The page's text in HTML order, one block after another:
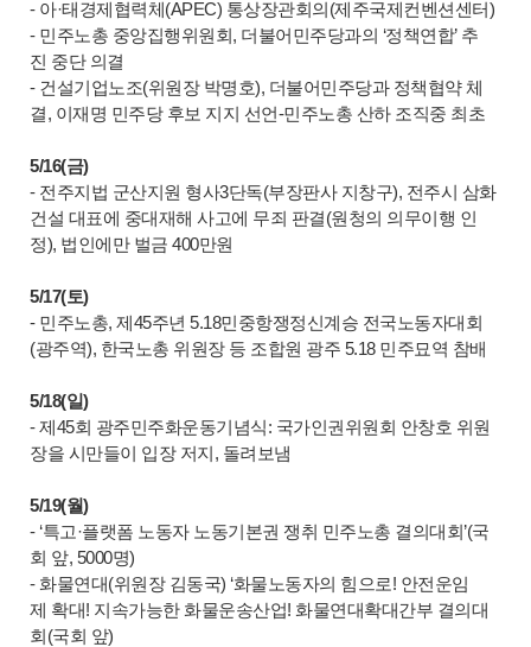
- 아·태경제협력체(APEC) 통상장관회의(제주국제컨벤션센터)
- 민주노총 중앙집행위원회, 더불어민주당과의 ‘정책연합’ 추
진 중단 의결
- 건설기업노조(위원장 박명호), 더불어민주당과 정책협약 체
결, 이재명 민주당 후보 지지 선언-민주노총 산하 조직중 최초
5/16(금)
- 전주지법 군산지원 형사3단독(부장판사 지창구), 전주시 삼화
건설 대표에 중대재해 사고에 무죄 판결(원청의 의무이행 인
정), 법인에만 벌금 400만원
5/17(토)
- 민주노총, 제45주년 5.18민중항쟁정신계승 전국노동자대회
(광주역), 한국노총 위원장 등 조합원 광주 5.18 민주묘역 참배
5/18(일)
- 제45회 광주민주화운동기념식: 국가인권위원회 안창호 위원
장을 시만들이 입장 저지, 돌려보냄
5/19(월)
- ‘특고·플랫폼 노동자 노동기본권 쟁취 민주노총 결의대회’(국
회 앞, 5000명)
- 화물연대(위원장 김동국) ‘화물노동자의 힘으로! 안전운임
제 확대! 지속가능한 화물운송산업! 화물연대확대간부 결의대
회(국회 앞)